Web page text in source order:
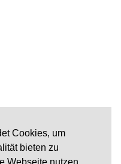
Cookies, um
bieten zu